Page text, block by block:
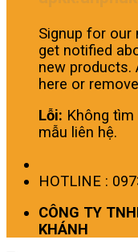
Signup for our
get notified
new products.
here or
Lỗi: Không tìm
mẫu liên hệ.
HOTLINE :
CÔNG TY
KHÁNH